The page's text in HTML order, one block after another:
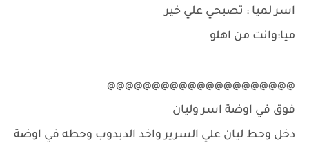
اسر لميا : تصبحي علي خير
ميا:وانت من اهلو
@@@@@@@@@@@@@@@@@@@@@
فوق في اوضة اسر وليان
دخل وحط ليان علي السرير واخد الدبدوب وحطه في اوضة